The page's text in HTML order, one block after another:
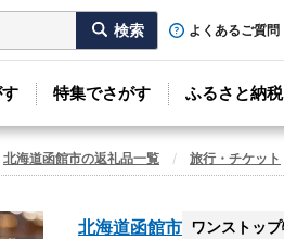
よくあるご質
特集でさがす ふるさと納
北海道函館市の返礼品一覧 旅行・チケット
北海道函館市 ワンストッ